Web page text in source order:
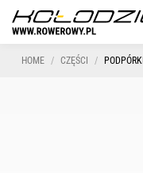
HOME CZĘŚCI PODPÓRKI